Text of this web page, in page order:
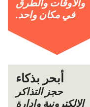
والأوقات والطرق
في مكان واحد.
أبحر بذكاء
حجز التذاكر
الإلكترونية وإدارة